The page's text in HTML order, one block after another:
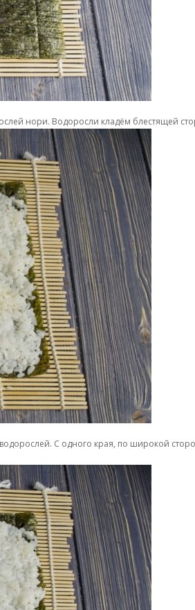
нори. Водоросли кладём блестящей
С одного края, по широкой